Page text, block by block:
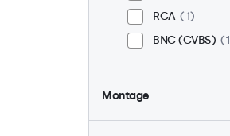
RCA
1
BNC (CVBS)
1
Montage
Bureau
2